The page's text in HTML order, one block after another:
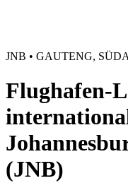
JNB • GAUTENG,
Flughafen-
(JNB)